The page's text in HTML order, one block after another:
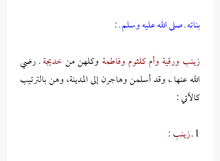
بناته ـ صلى الله عليه وسلم ـ :
زينب ورقية وأم كلثوم وفاطمة وكلهن منخديجةـ رضي
الله عنها ـ، وقد أسلمن وهاجرن إلى المدينة، وهن بالترتيب
كالآتي :
1 ـ زينب: